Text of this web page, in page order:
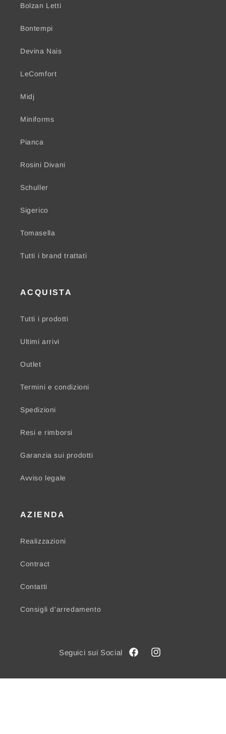
Bolzan Letti
Bontempi
Devina Nais
LeComfort
Midj
Miniforms
Pianca
Rosini Divani
Schuller
Sigerico
Tomasella
Tutti i brand trattati
ACQUISTA
Tutti i prodotti
Ultimi arrivi
Outlet
Termini e condizioni
Spedizioni
Resi e rimborsi
Garanzia sui prodotti
Avviso legale
AZIENDA
Realizzazioni
Contract
Contatti
Consigli d'arredamento
FacebookInstagram